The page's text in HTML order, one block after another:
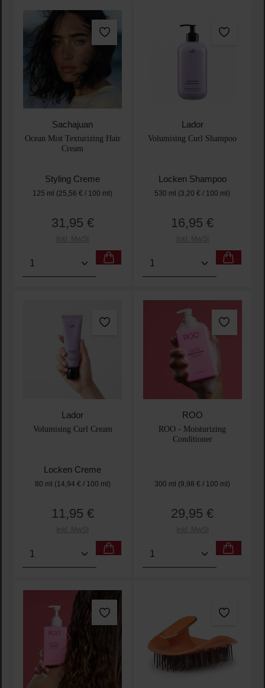
Sachajuan
Ocean Mist Texturizing Hair
Cream
Styling Creme
125 ml (25,56 € / 100 ml)
Regulärer Preis:
31,95 €
Inkl. MwSt
Produkt Anzahl: Gib den gewünschten Wert ein
Lador
Volumising Curl Shampoo
Locken Shampoo
530 ml (3,20 € / 100 ml)
Regulärer Preis:
16,95 €
Inkl. MwSt
Produkt Anzahl: Gib
Lador
Volumising Curl Cream
Locken Creme
80 ml (14,94 € / 100 ml)
Regulärer Preis:
11,95 €
Inkl. MwSt
Produkt Anzahl: Gib den gewünschten Wert ein
ROO
ROO - Moisturizing
Conditioner
300 ml (9,98 € / 100 ml)
Regulärer Preis:
29,95 €
Inkl. MwSt
Produkt Anzahl: Gib